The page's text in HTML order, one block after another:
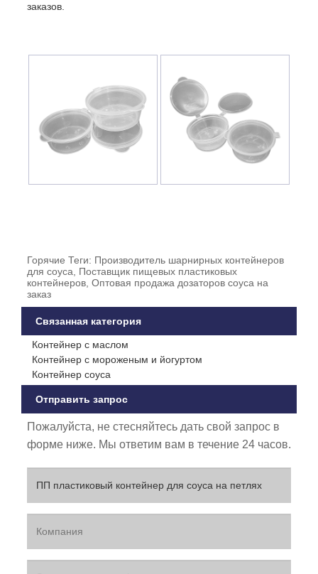
заказов.
Горячие Теги: Производитель шарнирных контейнеров
для соуса, Поставщик пищевых пластиковых
контейнеров, Оптовая продажа дозаторов соуса на
заказ
Связанная категория
Контейнер с маслом
Контейнер с мороженым и йогуртом
Контейнер соуса
Отправить запрос
Пожалуйста, не стесняйтесь дать свой запрос в
форме ниже. Мы ответим вам в течение 24 часов.